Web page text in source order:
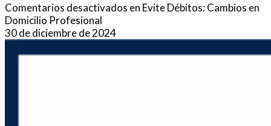
Comentarios desactivados en Evite Débitos: Cambios en
Domicilio Profesional
30 de diciembre de 2024